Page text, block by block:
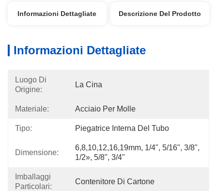
Informazioni Dettagliate Descrizione Del Prodotto
Informazioni Dettagliate
Luogo Di
Origine:
La Cina
Materiale: Acciaio Per Molle
Tipo: Piegatrice Interna Del Tubo
Dimensione:
6,8,10,12,16,19mm, 1/4", 5/16", 3/8",
1/2», 5/8", 3/4"
Imballaggi
Particolari:
Contenitore Di Cartone